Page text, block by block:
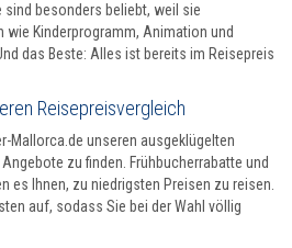
sind besonders beliebt, weil sie
Kinderprogramm, Animation und
das Beste: Alles ist bereits im Reisepreis
Reisepreisvergleich
Mallorca.de unseren ausgeklügelten
zu finden. Frühbucherrabatte und
es Ihnen, zu niedrigsten Preisen zu reisen.
auf, sodass Sie bei der Wahl völlig